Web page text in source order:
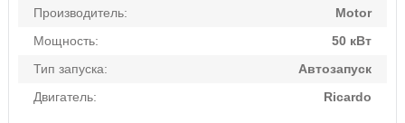
Производитель:
Motor
Мощность:
50 кВт
Тип запуска:
Автозапуск
Двигатель:
Ricardo